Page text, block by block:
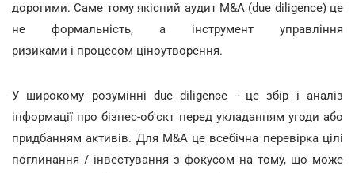
дорогими. Саме тому якісний аудит M&A (due diligence) це
не формальність, а інструмент управління
ризиками і процесом ціноутворення.
У широкому розумінні due diligence - це збір і аналіз
інформації про бізнес-об'єкт перед укладанням угоди або
придбанням активів. Для M&A це всебічна перевірка цілі
поглинання / інвестування з фокусом на тому, що може